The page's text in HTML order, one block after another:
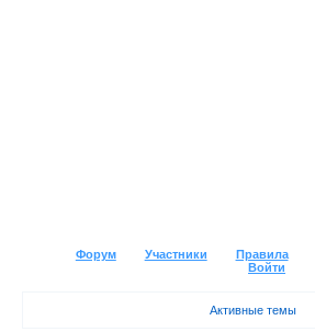
Форум Участники Правила
Войти
Активные темы